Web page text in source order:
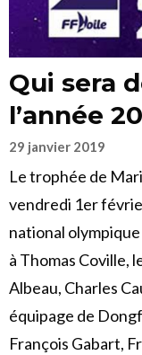
Qui sera
l’année
29 janvier 2019
Le trophée de
vendredi 1er
national
à Thomas Coville,
Albeau, Charles
équipage de
François Gabart,